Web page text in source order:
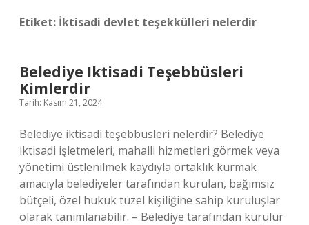
Etiket: İktisadi devlet teşekkülleri nelerdir
Belediye Iktisadi Teşebbüsleri
Kimlerdir
Tarih: Kasım 21, 2024
Belediye iktisadi teşebbüsleri nelerdir? Belediye
iktisadi işletmeleri, mahalli hizmetleri görmek veya
yönetimi üstlenilmek kaydıyla ortaklık kurmak
amacıyla belediyeler tarafından kurulan, bağımsız
bütçeli, özel hukuk tüzel kişiliğine sahip kuruluşlar
olarak tanımlanabilir. – Belediye tarafından kurulur